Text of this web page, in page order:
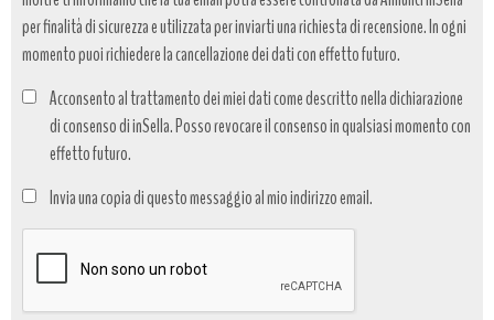
per finalità di sicurezza e utilizzata per inviarti una richiesta di recensione. In ogni
momento puoi richiedere la cancellazione dei dati con effetto futuro.
Acconsento al trattamento dei miei dati come descritto nella dichiarazione
di consenso di inSella. Posso revocare il consenso in qualsiasi momento con
effetto futuro.
dati
*
Invia una copia di questo messaggio al mio indirizzo email.